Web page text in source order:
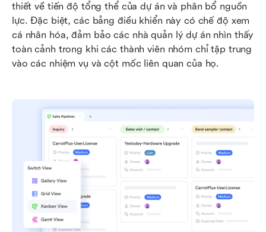
thiết về tiến độ tổng thể của dự án và phân bổ nguồn
lực. Đặc biệt, các bảng điều khiển này có chế độ xem
cá nhân hóa, đảm bảo các nhà quản lý dự án nhìn thấy
toàn cảnh trong khi các thành viên nhóm chỉ tập trung
vào các nhiệm vụ và cột mốc liên quan của họ.